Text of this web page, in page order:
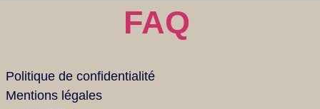
FAQ
Politique de confidentialité
Mentions légales